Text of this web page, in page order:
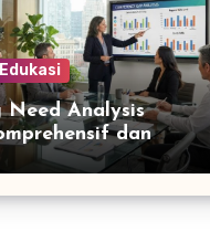
Edukasi
Need Analysis
dan